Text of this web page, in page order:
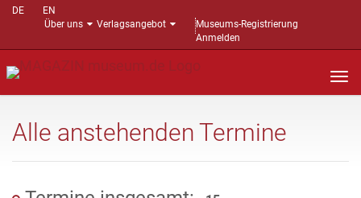
DE
EN
Über uns
Verlagsangebot
Museums-Registrierung
Anmelden
Alle anstehenden Termine